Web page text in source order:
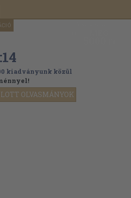
OLVASMÁNYOK
kiadványunk közül